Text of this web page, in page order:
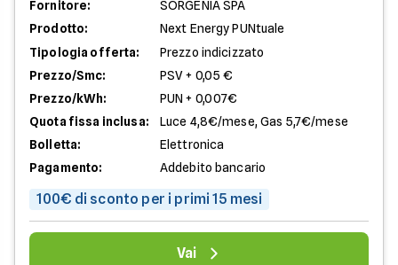
Fornitore:
SORGENIA SPA
Prodotto:
Next Energy PUNtuale
Tipologia offerta:
Prezzo indicizzato
Prezzo/Smc:
PSV + 0,05 €
Prezzo/kWh:
PUN + 0,007€
Quota fissa inclusa:
Luce 4,8€/mese, Gas 5,7€/mese
Bolletta:
Elettronica
Pagamento:
Addebito bancario
100€ di sconto per i primi 15 mesi
Vai